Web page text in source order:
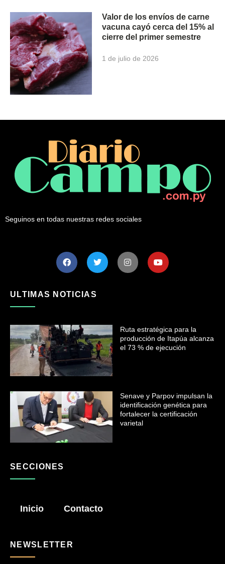
Valor de los envíos de carne
vacuna cayó cerca del 15% al
cierre del primer semestre
1 de julio de 2026
Seguinos en todas nuestras redes sociales
ULTIMAS NOTICIAS
Ruta estratégica para la
producción de Itapúa alcanza
el 73 % de ejecución
Senave y Parpov impulsan la
identificación genética para
fortalecer la certificación
varietal
SECCIONES
Inicio Contacto
NEWSLETTER